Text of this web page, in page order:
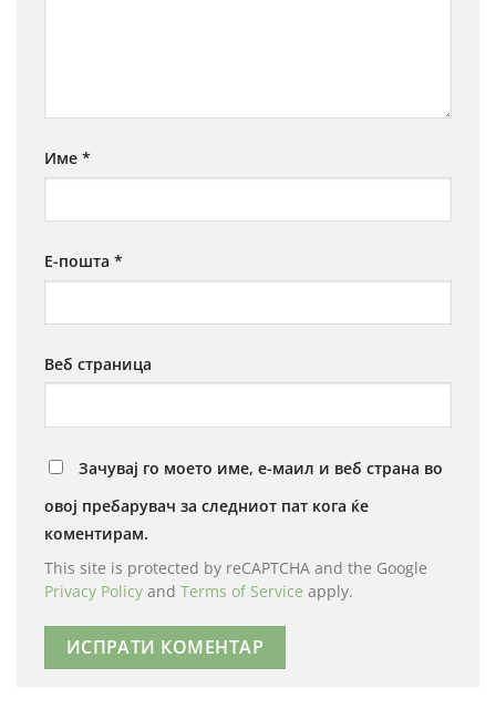
Име *
Е-пошта *
Веб страница
Зачувај го моето име, е-маил и веб страна во
овој пребарувач за следниот пат кога ќе
коментирам.
This site is protected by reCAPTCHA and the Google
Privacy Policy and Terms of Service apply.